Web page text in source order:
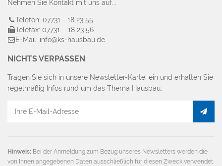
Nehmen Sie Kontakt mit uns auf...
Telefon: 07731 - 18 23 55
Telefax: 07731 – 18 23 56
E-Mail: info@ks-hausbau.de
NICHTS VERPASSEN
Tragen Sie sich in unsere Newsletter-Kartei ein und erhalten Sie
regelmäßig Infos rund um das Thema Hausbau.
Hinweis: Bei der Anmeldung zum Bezug unseres Newsletters werden die
von Ihnen angegebenen Daten ausschließlich für diesen Zweck verwendet.